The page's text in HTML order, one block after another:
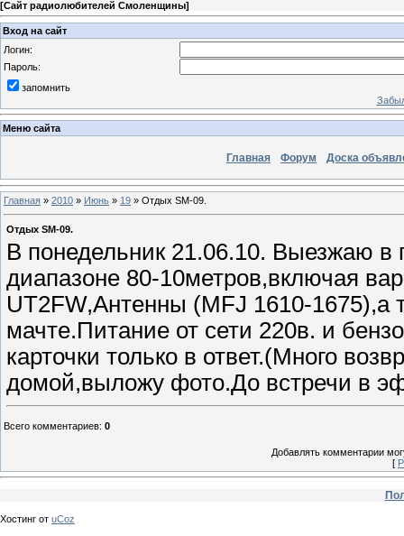
[Сайт радиолюбителей Смоленщины]
Вход на сайт
Логин:
Пароль:
запомнить
Меню сайта
Главная Форум Доска
Главная » 2010 » Июнь » 19 » Отдых SM-09.
Отдых SM-09.
В понедельник 21.06.10. Выезжаю в
диапазоне 80-10метров,включая
UT2FW,Антенны (MFJ 1610-1675),а
мачте.Питание от сети 220в. и
карточки только в ответ.(Много
домой,выложу фото.До встречи в
Всего комментариев: 0
Добавлять комментарии
[
Хостинг от uCoz